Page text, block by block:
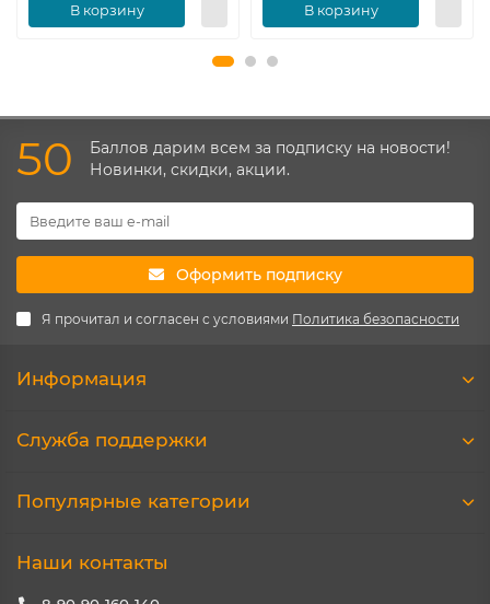
В корзину В корзину
50
Баллов дарим всем за подписку на новости!
Новинки, скидки, акции.
Оформить подписку
Я прочитал и согласен с условиями Политика безопасности
Информация
Служба поддержки
Популярные категории
Наши контакты